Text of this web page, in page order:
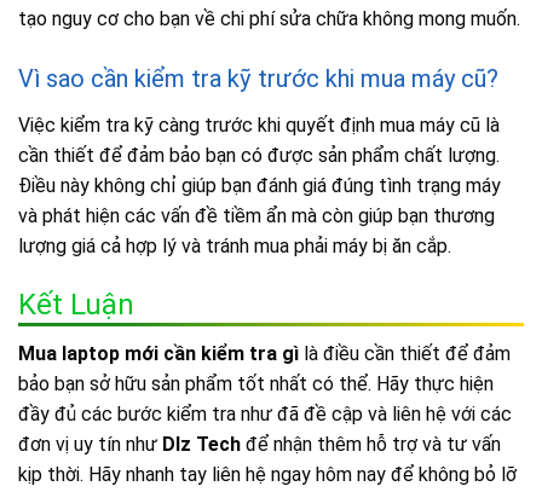
tạo nguy cơ cho bạn về chi phí sửa chữa không mong muốn.
Vì sao cần kiểm tra kỹ trước khi mua máy cũ?
Việc kiểm tra kỹ càng trước khi quyết định mua máy cũ là
cần thiết để đảm bảo bạn có được sản phẩm chất lượng.
Điều này không chỉ giúp bạn đánh giá đúng tình trạng máy
và phát hiện các vấn đề tiềm ẩn mà còn giúp bạn thương
lượng giá cả hợp lý và tránh mua phải máy bị ăn cắp.
Kết Luận
Mua laptop mới cần kiểm tra gì là điều cần thiết để đảm
bảo bạn sở hữu sản phẩm tốt nhất có thể. Hãy thực hiện
đầy đủ các bước kiểm tra như đã đề cập và liên hệ với các
đơn vị uy tín như Dlz Tech để nhận thêm hỗ trợ và tư vấn
kịp thời. Hãy nhanh tay liên hệ ngay hôm nay để không bỏ lỡ